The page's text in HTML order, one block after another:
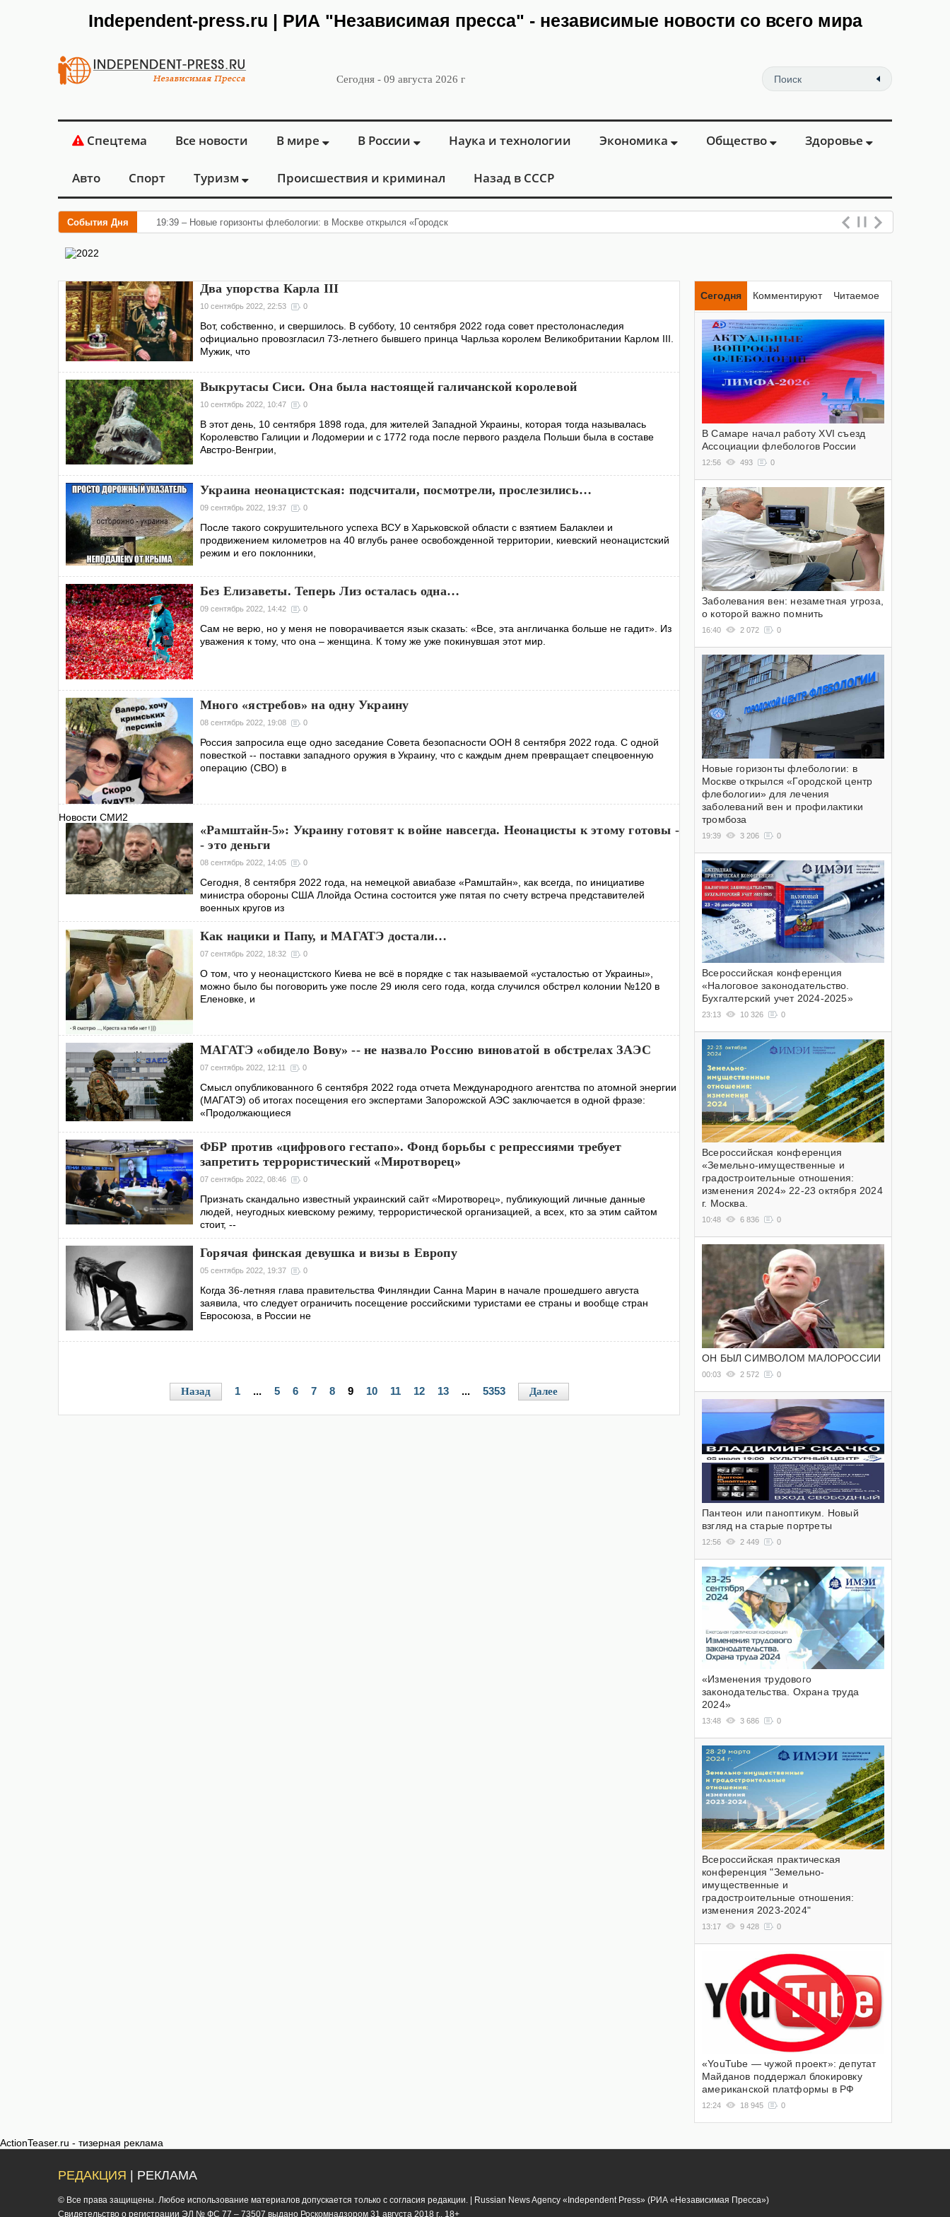
Independent-press.ru | РИА "Независимая пресса" - независимые новости со всего мира
Сегодня - 09 августа 2026 г
Спецтема Все новости В мире В России Наука и технологии Экономика Общество Здоровье
Авто Спорт Туризм Происшествия и криминал Назад в СССР
События Дня 19:39 – Новые горизонты флебологии: в Москве открылся «Городской центр флебологии» для лече
Два упорства Карла III
10 сентябрь 2022, 22:53 0
Вот, собственно, и свершилось. В субботу, 10 сентября 2022 года совет престолонаследия
официально провозгласил 73-летнего бывшего принца Чарльза королем Великобритании Карлом III.
Мужик, что
Выкрутасы Сиси. Она была настоящей галичанской королевой
10 сентябрь 2022, 10:47 0
В этот день, 10 сентября 1898 года, для жителей Западной Украины, которая тогда называлась
Королевство Галиции и Лодомерии и с 1772 года после первого раздела Польши была в составе
Австро-Венгрии,
Украина неонацистская: подсчитали, посмотрели, прослезились…
09 сентябрь 2022, 19:37 0
После такого сокрушительного успеха ВСУ в Харьковской области с взятием Балаклеи и
продвижением километров на 40 вглубь ранее освобожденной территории, киевский неонацистский
режим и его поклонники,
Без Елизаветы. Теперь Лиз осталась одна…
09 сентябрь 2022, 14:42 0
Сам не верю, но у меня не поворачивается язык сказать: «Все, эта англичанка больше не гадит». Из
уважения к тому, что она – женщина. К тому же уже покинувшая этот мир.
Много «ястребов» на одну Украину
08 сентябрь 2022, 19:08 0
Россия запросила еще одно заседание Совета безопасности ООН 8 сентября 2022 года. С одной
повесткой -- поставки западного оружия в Украину, что с каждым днем превращает спецвоенную
операцию (СВО) в
Новости СМИ2
«Рамштайн-5»: Украину готовят к войне навсегда. Неонацисты к этому готовы -
- это деньги
08 сентябрь 2022, 14:05 0
Сегодня, 8 сентября 2022 года, на немецкой авиабазе «Рамштайн», как всегда, по инициативе
министра обороны США Ллойда Остина состоится уже пятая по счету встреча представителей
военных кругов из
Как нацики и Папу, и МАГАТЭ достали…
07 сентябрь 2022, 18:32 0
О том, что у неонацистского Киева не всё в порядке с так называемой «усталостью от Украины»,
можно было бы поговорить уже после 29 июля сего года, когда случился обстрел колонии №120 в
Еленовке, и
МАГАТЭ «обидело Вову» -- не назвало Россию виноватой в обстрелах ЗАЭС
07 сентябрь 2022, 12:11 0
Смысл опубликованного 6 сентября 2022 года отчета Международного агентства по атомной энергии
(МАГАТЭ) об итогах посещения его экспертами Запорожской АЭС заключается в одной фразе:
«Продолжающиеся
ФБР против «цифрового гестапо». Фонд борьбы с репрессиями требует
запретить террористический «Миротворец»
07 сентябрь 2022, 08:46 0
Признать скандально известный украинский сайт «Миротворец», публикующий личные данные
людей, неугодных киевскому режиму, террористической организацией, а всех, кто за этим сайтом
стоит, --
Горячая финская девушка и визы в Европу
05 сентябрь 2022, 19:37 0
Когда 36-летняя глава правительства Финляндии Санна Марин в начале прошедшего августа
заявила, что следует ограничить посещение российскими туристами ее страны и вообще стран
Евросоюза, в России не
Назад 1 ... 5 6 7 8 9 10 11 12 13 ... 5353 Далее
Сегодня Комментируют Читаемое
В Самаре начал работу XVI съезд
Ассоциации флебологов России
12:56 493 0
Заболевания вен: незаметная угроза,
о которой важно помнить
16:40 2 072 0
Новые горизонты флебологии: в
Москве открылся «Городской центр
флебологии» для лечения
заболеваний вен и профилактики
тромбоза
19:39 3 206 0
Всероссийская конференция
«Налоговое законодательство.
Бухгалтерский учет 2024-2025»
23:13 10 326 0
Всероссийская конференция
«Земельно-имущественные и
градостроительные отношения:
изменения 2024» 22-23 октября 2024
г. Москва.
10:48 6 836 0
ОН БЫЛ СИМВОЛОМ МАЛОРОССИИ
00:03 2 572 0
Пантеон или паноптикум. Новый
взгляд на старые портреты
12:56 2 449 0
«Изменения трудового
законодательства. Охрана труда
2024»
13:48 3 686 0
Всероссийская практическая
конференция "Земельно-
имущественные и
градостроительные отношения:
изменения 2023-2024"
13:17 9 428 0
«YouTube — чужой проект»: депутат
Майданов поддержал блокировку
американской платформы в РФ
12:24 18 945 0
ActionTeaser.ru - тизерная реклама
РЕДАКЦИЯ | РЕКЛАМА
© Все права защищены. Любое использование материалов допускается только с согласия редакции. | Russian News Agency «Independent Press» (РИА «Независимая Пресса»)
Cвидетельство о регистрации ЭЛ № ФС 77 – 73507 выдано Роскомнадзором 31 августа 2018 г.. 18+